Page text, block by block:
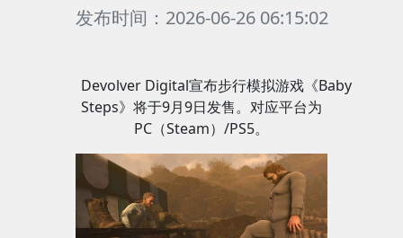
发布时间：2026-06-26 06:15:02
Devolver Digital宣布步行模拟游戏《Baby
Steps》将于9月9日发售。对应平台为
PC（Steam）/PS5。